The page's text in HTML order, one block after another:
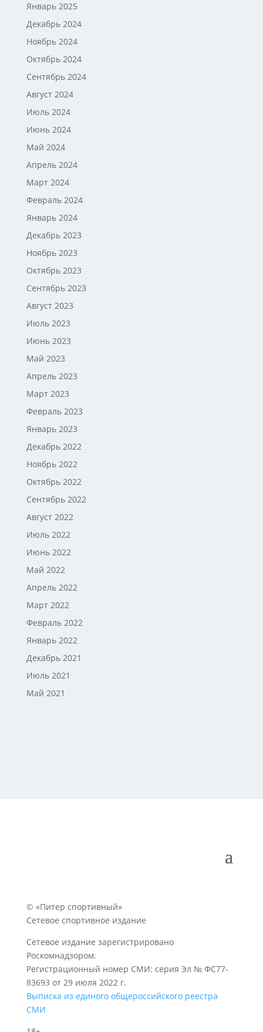
Январь 2025
Декабрь 2024
Ноябрь 2024
Октябрь 2024
Сентябрь 2024
Август 2024
Июль 2024
Июнь 2024
Май 2024
Апрель 2024
Март 2024
Февраль 2024
Январь 2024
Декабрь 2023
Ноябрь 2023
Октябрь 2023
Сентябрь 2023
Август 2023
Июль 2023
Июнь 2023
Май 2023
Апрель 2023
Март 2023
Февраль 2023
Январь 2023
Декабрь 2022
Ноябрь 2022
Октябрь 2022
Сентябрь 2022
Август 2022
Июль 2022
Июнь 2022
Май 2022
Апрель 2022
Март 2022
Февраль 2022
Январь 2022
Декабрь 2021
Июль 2021
Май 2021
© «Питер спортивный»
Сетевое спортивное издание
Сетевое издание зарегистрировано
Роскомнадзором.
Регистрационный номер СМИ: серия Эл № ФС77-
83693 от 29 июля 2022 г.
Выписка из единого общероссийского реестра
СМИ